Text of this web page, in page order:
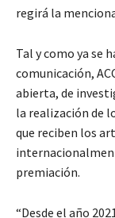
regirá la
Tal y como ya se
comunicación,
abierta, de
la realización de
que reciben los
premiación.
“Desde el año